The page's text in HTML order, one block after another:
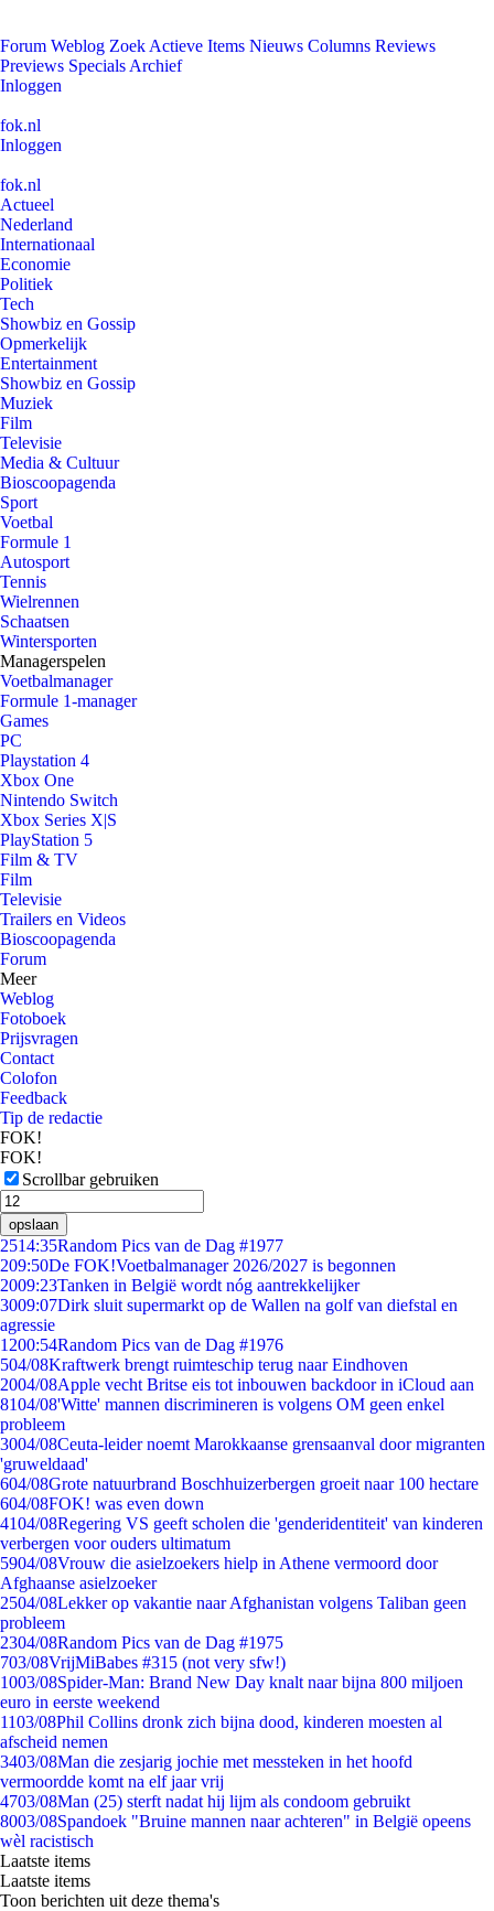
Forum Weblog Zoek Actieve Items Nieuws Columns Reviews
Previews Specials Archief
Inloggen
fok.nl
Inloggen
fok.nl
Actueel
Nederland
Internationaal
Economie
Politiek
Tech
Showbiz en Gossip
Opmerkelijk
Entertainment
Showbiz en Gossip
Muziek
Film
Televisie
Media & Cultuur
Bioscoopagenda
Sport
Voetbal
Formule 1
Autosport
Tennis
Wielrennen
Schaatsen
Wintersporten
Managerspelen
Voetbalmanager
Formule 1-manager
Games
PC
Playstation 4
Xbox One
Nintendo Switch
Xbox Series X|S
PlayStation 5
Film & TV
Film
Televisie
Trailers en Videos
Bioscoopagenda
Forum
Meer
Weblog
Fotoboek
Prijsvragen
Contact
Colofon
Feedback
Tip de redactie
FOK!
FOK!
Scrollbar gebruiken
opslaan
2514:35Random Pics van de Dag #1977
209:50De FOK!Voetbalmanager 2026/2027 is begonnen
2009:23Tanken in België wordt nóg aantrekkelijker
3009:07Dirk sluit supermarkt op de Wallen na golf van diefstal en
agressie
1200:54Random Pics van de Dag #1976
504/08Kraftwerk brengt ruimteschip terug naar Eindhoven
2004/08Apple vecht Britse eis tot inbouwen backdoor in iCloud aan
8104/08'Witte' mannen discrimineren is volgens OM geen enkel
probleem
3004/08Ceuta-leider noemt Marokkaanse grensaanval door migranten
'gruweldaad'
604/08Grote natuurbrand Boschhuizerbergen groeit naar 100 hectare
604/08FOK! was even down
4104/08Regering VS geeft scholen die 'genderidentiteit' van kinderen
verbergen voor ouders ultimatum
5904/08Vrouw die asielzoekers hielp in Athene vermoord door
Afghaanse asielzoeker
2504/08Lekker op vakantie naar Afghanistan volgens Taliban geen
probleem
2304/08Random Pics van de Dag #1975
703/08VrijMiBabes #315 (not very sfw!)
1003/08Spider-Man: Brand New Day knalt naar bijna 800 miljoen
euro in eerste weekend
1103/08Phil Collins dronk zich bijna dood, kinderen moesten al
afscheid nemen
3403/08Man die zesjarig jochie met messteken in het hoofd
vermoordde komt na elf jaar vrij
4703/08Man (25) sterft nadat hij lijm als condoom gebruikt
8003/08Spandoek "Bruine mannen naar achteren" in België opeens
wèl racistisch
Laatste items
Laatste items
Toon berichten uit deze thema's